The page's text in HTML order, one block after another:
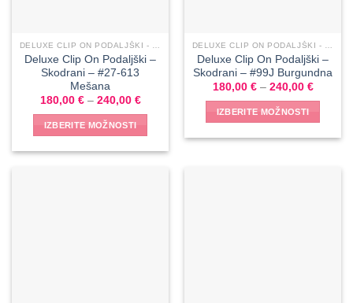
Deluxe Clip On Podaljški –
Skodrani – #27-613
Mešana
180,00 €– 240,00 €
IZBERITE MOŽNOSTI
Deluxe Clip On Podaljški –
Skodrani – #99J Burgundna
180,00 €– 240,00 €
IZBERITE MOŽNOSTI